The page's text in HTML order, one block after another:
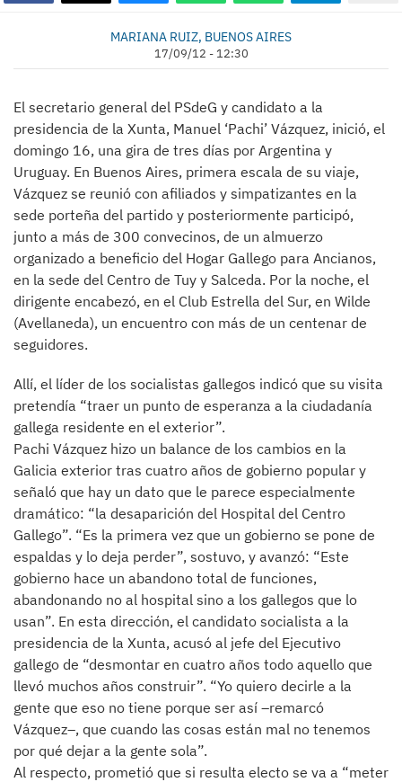
MARIANA RUIZ, BUENOS AIRES
17/09/12 - 12:30
El secretario general del PSdeG y candidato a la
presidencia de la Xunta, Manuel ‘Pachi’ Vázquez, inició, el
domingo 16, una gira de tres días por Argentina y
Uruguay. En Buenos Aires, primera escala de su viaje,
Vázquez se reunió con afiliados y simpatizantes en la
sede porteña del partido y posteriormente participó,
junto a más de 300 convecinos, de un almuerzo
organizado a beneficio del Hogar Gallego para Ancianos,
en la sede del Centro de Tuy y Salceda. Por la noche, el
dirigente encabezó, en el Club Estrella del Sur, en Wilde
(Avellaneda), un encuentro con más de un centenar de
seguidores.
Allí, el líder de los socialistas gallegos indicó que su visita
pretendía “traer un punto de esperanza a la ciudadanía
gallega residente en el exterior”.
Pachi Vázquez hizo un balance de los cambios en la
Galicia exterior tras cuatro años de gobierno popular y
señaló que hay un dato que le parece especialmente
dramático: “la desaparición del Hospital del Centro
Gallego”. “Es la primera vez que un gobierno se pone de
espaldas y lo deja perder”, sostuvo, y avanzó: “Este
gobierno hace un abandono total de funciones,
abandonando no al hospital sino a los gallegos que lo
usan”. En esta dirección, el candidato socialista a la
presidencia de la Xunta, acusó al jefe del Ejecutivo
gallego de “desmontar en cuatro años todo aquello que
llevó muchos años construir”. “Yo quiero decirle a la
gente que eso no tiene porque ser así –remarcó
Vázquez–, que cuando las cosas están mal no tenemos
por qué dejar a la gente sola”.
Al respecto, prometió que si resulta electo se va a “meter